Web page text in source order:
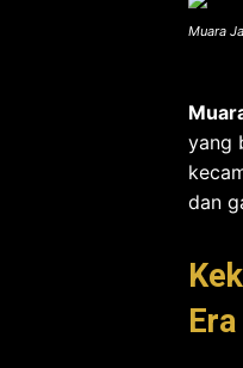
Muara
yang
dan